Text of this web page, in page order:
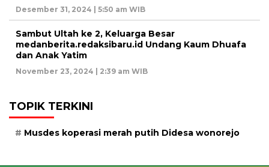
Desember 31, 2024 | 5:50 am WIB
Sambut Ultah ke 2, Keluarga Besar
medanberita.redaksibaru.id Undang Kaum Dhuafa
dan Anak Yatim
November 23, 2024 | 2:39 am WIB
TOPIK TERKINI
Musdes koperasi merah putih Didesa wonorejo